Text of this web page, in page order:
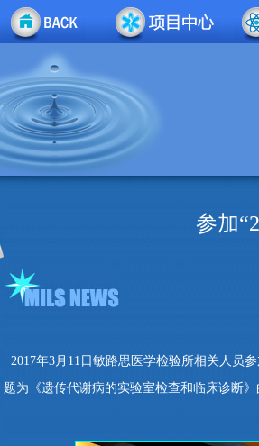
参加
2017年3月11日敏路思医学检验所相关人员
题为《遗传代谢病的实验室检查和临床诊断